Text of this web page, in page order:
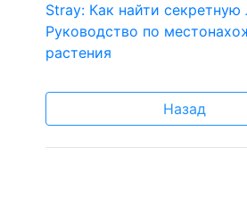
Stray: Как найти
Руководство по
растения
Назад